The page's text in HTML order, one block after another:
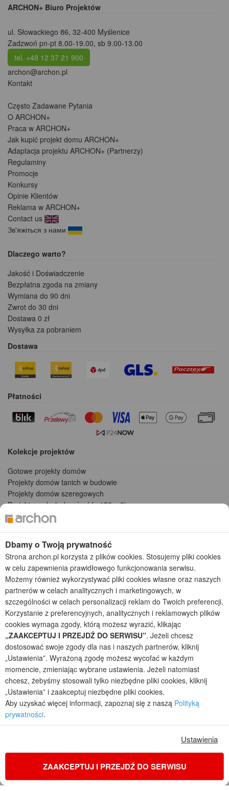
ARCHON+ Biuro Projektów
ul. Słowackiego 86, 32-400 Myślenice
Zadzwoń pn-pt 8.00-19.00, sb 9.00-13.00
tel. +48 12 37 21 900
archon@archon.pl
Kontakt
Często Zadawane Pytania
O ARCHON+
Praca w ARCHON+
Jak kupić projekt domu ARCHON+
Adaptacja projektu ARCHON+ (Partnerzy)
Regulaminy
Promocje
Konkursy
Opinie Klientów
Reklama w ARCHON+
Contact us
Зв'яжіться з нами
Dlaczego warto?
Jakość i Doświadczenie
Bezpłatna zgoda na zmiany
Wymiana do 90 dni
Zwrot do 30 dni
Dostawa 0 zł
Wysyłka za pobraniem
Dostawa
Płatności
Kolekcje projektów
Gotowe projekty domów
Projekty domów tanich w budowie
Projekty domów szeregowych
Projekty małych domów (do 150 m2)
Projekty domów wielorodzinnych
Projekty domów parterowych
2026 © ARCHON+ Biuro Projektów - Tradycyjne i nowoczesne gotowe
projekty domów - autorska pracownia architektoniczna założona w 1990r.
przez arch. Barbarę Mendel
Z uwagi na ciągłe doskonalenie procesu powstawania projektów (zgodnie z
normą ISO 9001), prezentowane na stronie projekty domów mogą
nieznacznie różnić się od dokumentacji technicznej.
Informujemy, iż w celu optymalizacji treści dostępnych w naszym sklepie,
dostosowania ich do Państwa indywidualnych potrzeb korzystamy z
informacji zapisanych za pomocą plików cookies na urządzeniach
końcowych użytkowników. Pliki cookies użytkownik może kontrolować za
pomocą ustawień swojej przeglądarki internetowej. Dalsze korzystanie z
naszego serwisu internetowego, bez zmiany ustawień przeglądarki
internetowej oznacza, iż użytkownik akceptuje stosowanie plików cookies.
Więcej informacji zawartych jest w polityce prywatności.
Polityka prywatności
Reklamacje
Jak zmienić ustawienia cookies
Dbamy o Twoją prywatność
Strona archon.pl korzysta z plików cookies. Stosujemy pliki cookies
w celu zapewnienia prawidłowego funkcjonowania serwisu.
Możemy również wykorzystywać pliki cookies własne oraz naszych
partnerów w celach analitycznych i marketingowych, w
szczególności w celach personalizacji reklam do Twoich preferencji.
Korzystanie z preferencyjnych, analitycznych i reklamowych plików
cookies wymaga zgody, którą możesz wyrazić, klikając
„ZAAKCEPTUJ I PRZEJDŹ DO SERWISU”. Jeżeli chcesz
dostosować swoje zgody dla nas i naszych partnerów, kliknij
„Ustawienia”. Wyrażoną zgodę możesz wycofać w każdym
momencie, zmieniając wybrane ustawienia. Jeżeli natomiast
chcesz, żebyśmy stosowali tylko niezbędne pliki cookies, kliknij
„Ustawienia” i zaakceptuj niezbędne pliki cookies.
Aby uzyskać więcej informacji, zapoznaj się z naszą Polityką
prywatności.
Ustawienia
ZAAKCEPTUJ I PRZEJDŹ DO SERWISU